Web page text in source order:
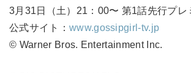
3月31日（土）21：00〜 第1話先行プレ
公式サイト： www.gossipgirl-tv.jp
© Warner Bros. Entertainment Inc.